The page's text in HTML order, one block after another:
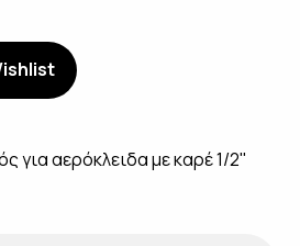
για αερόκλειδα με καρέ 1/2"